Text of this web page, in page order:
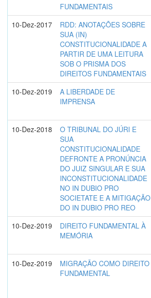
FUNDAMENTAIS
10-Dez-2017
RDD: ANOTAÇÕES SOBRE
SUA (IN)
CONSTITUCIONALIDADE A
PARTIR DE UMA LEITURA
SOB O PRISMA DOS
DIREITOS FUNDAMENTAIS
10-Dez-2019
A LIBERDADE DE
IMPRENSA
10-Dez-2018
O TRIBUNAL DO JÚRI E
SUA
CONSTITUCIONALIDADE
DEFRONTE A PRONÚNCIA
DO JUIZ SINGULAR E SUA
INCONSTITUCIONALIDADE
NO IN DUBIO PRO
SOCIETATE E A MITIGAÇÃO
DO IN DUBIO PRO REO
10-Dez-2019
DIREITO FUNDAMENTAL À
MEMÓRIA
10-Dez-2019
MIGRAÇÃO COMO DIREITO
FUNDAMENTAL